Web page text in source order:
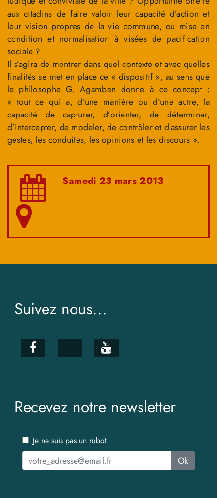
aux citadins de faire valoir leur capacité d’action et
leur vision propres de la vie commune, ou mise en
condition et normalisation à visées de pacification
sociale ?
Il s’agira de montrer dans quel contexte et avec quelles
finalités se met en place ce « dispositif », au sens que
le philosophe G. Agamben donne à ce concept :
« tout ce qui a, d’une manière ou d’une autre, la
capacité de capturer, d’orienter, de déterminer,
d’intercepter, de modeler, de contrôler et d’assurer les
gestes, les conduites, les opinions et les discours ».
Samedi 23 mars 2013
Suivez nous...
Recevez notre newsletter
Je ne suis pas un robot
Ok